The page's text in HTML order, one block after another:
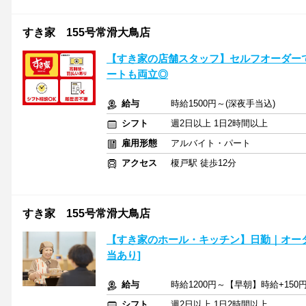
すき家 155号常滑大鳥店
【すき家の店舗スタッフ】セルフオーダ
ートも両立◎
給与
時給1500円～(深夜手当込)
シフト
週2日以上 1日2時間以上
雇用形態
アルバイト・パート
アクセス
榎戸駅 徒歩12分
すき家 155号常滑大鳥店
【すき家のホール・キッチン】日勤｜オ
当あり]
給与
時給1200円～【早朝】時給+150